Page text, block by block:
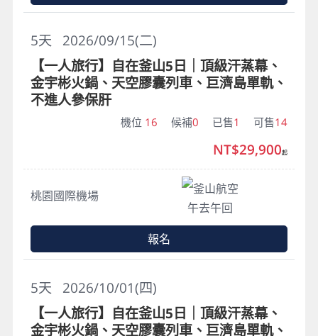
2026/09/15(二)
5天
【一人旅行】自在釜山5日｜頂級汗蒸幕、
金宇彬火鍋、天空膠囊列車、巨濟島單軌、
不進人參保肝
機位 16 候補0 已售1 可售14
桃園國際機場
釜山航空
午去午回
NT$29,900起
報名
2026/10/01(四)
5天
【一人旅行】自在釜山5日｜頂級汗蒸幕、
金宇彬火鍋、天空膠囊列車、巨濟島單軌、